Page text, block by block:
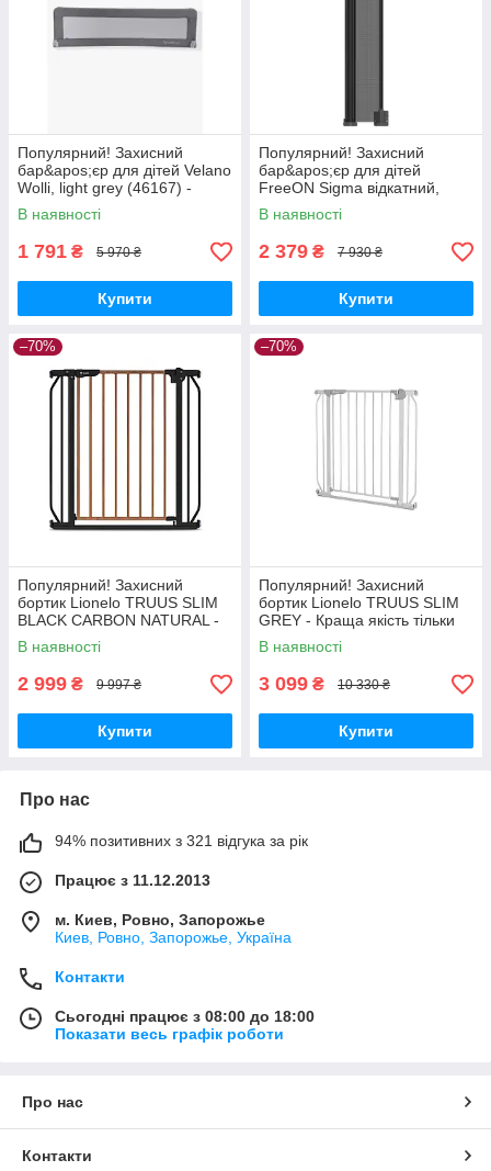
Популярний! Захисний
бар&apos;єр для дітей Velano
Wolli, light grey (46167) -
Краща якість тільки на
Nukleon.com.ua
В наявності
1 791 ₴ 5 970 ₴
Купити
Популярний! Захисний
бар&apos;єр для дітей
FreeON Sigma відкатний,
дверний (81965) - Краща
якість тільки на
В наявності
2 379 ₴ 7 930 ₴
Купити
–70%
Популярний! Захисний
бортик Lionelo TRUUS SLIM
BLACK CARBON NATURAL -
Краща якість тільки на
Nukleon.com.ua
В наявності
2 999 ₴ 9 997 ₴
Купити
–70%
Популярний! Захисний
бортик Lionelo TRUUS SLIM
GREY - Краща якість тільки
на Nukleon.com.ua
В наявності
3 099 ₴ 10 330 ₴
Купити
Про нас
94% позитивних з 321 відгука за рік
Працює з 11.12.2013
м. Киев, Ровно, Запорожье
Киев, Ровно, Запорожье, Україна
Контакти
Сьогодні працює з 08:00 до 18:00
Показати весь графік роботи
Про нас
Контакти